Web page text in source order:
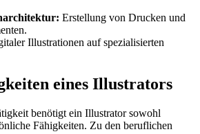
Erstellung von Drucken und
Illustrationen auf spezialisierten
eines Illustrators
benötigt ein Illustrator sowohl
Fähigkeiten. Zu den beruflichen